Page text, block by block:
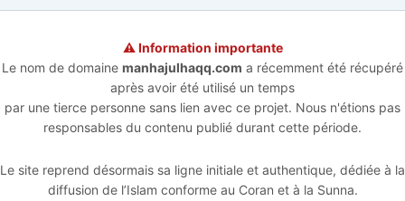
⚠️ Information importante
Le nom de domaine manhajulhaqq.com a récemment été récupéré
après avoir été utilisé un temps
par une tierce personne sans lien avec ce projet. Nous n'étions pas
responsables du contenu publié durant cette période.
Le site reprend désormais sa ligne initiale et authentique, dédiée à la
diffusion de l’Islam conforme au Coran et à la Sunna.